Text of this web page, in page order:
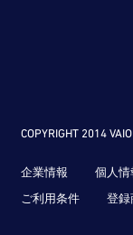
COPYRIGHT 2014
企業情報 個人情
ご利用条件
登録